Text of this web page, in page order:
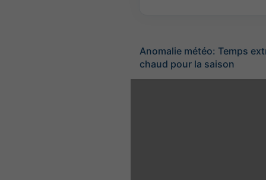
Anomalie météo: Temps
chaud pour la saison